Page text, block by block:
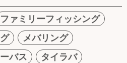
ファミリーフィッシング
メバリング
バス
タイラバ